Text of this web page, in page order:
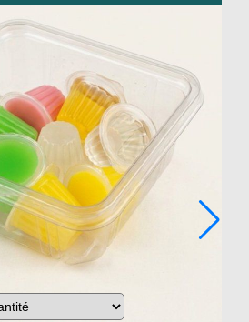
Os de seiche - Calcium
3,90